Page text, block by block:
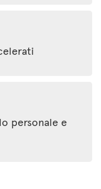
personale e